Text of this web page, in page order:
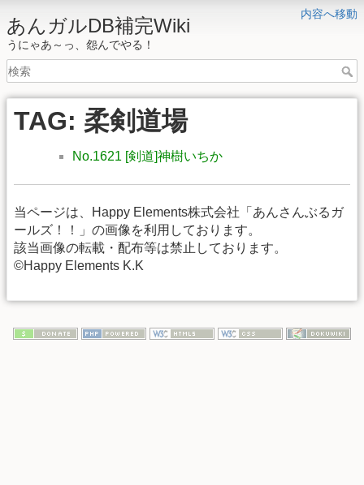
内容へ移動
あんガルDB補完Wiki
うにゃあ～っ、怨んでやる！
TAG: 柔剣道場
No.1621 [剣道]神樹いちか
当ページは、Happy Elements株式会社「あんさんぶるガ
ールズ！！」の画像を利用しております。
該当画像の転載・配布等は禁止しております。
©Happy Elements K.K